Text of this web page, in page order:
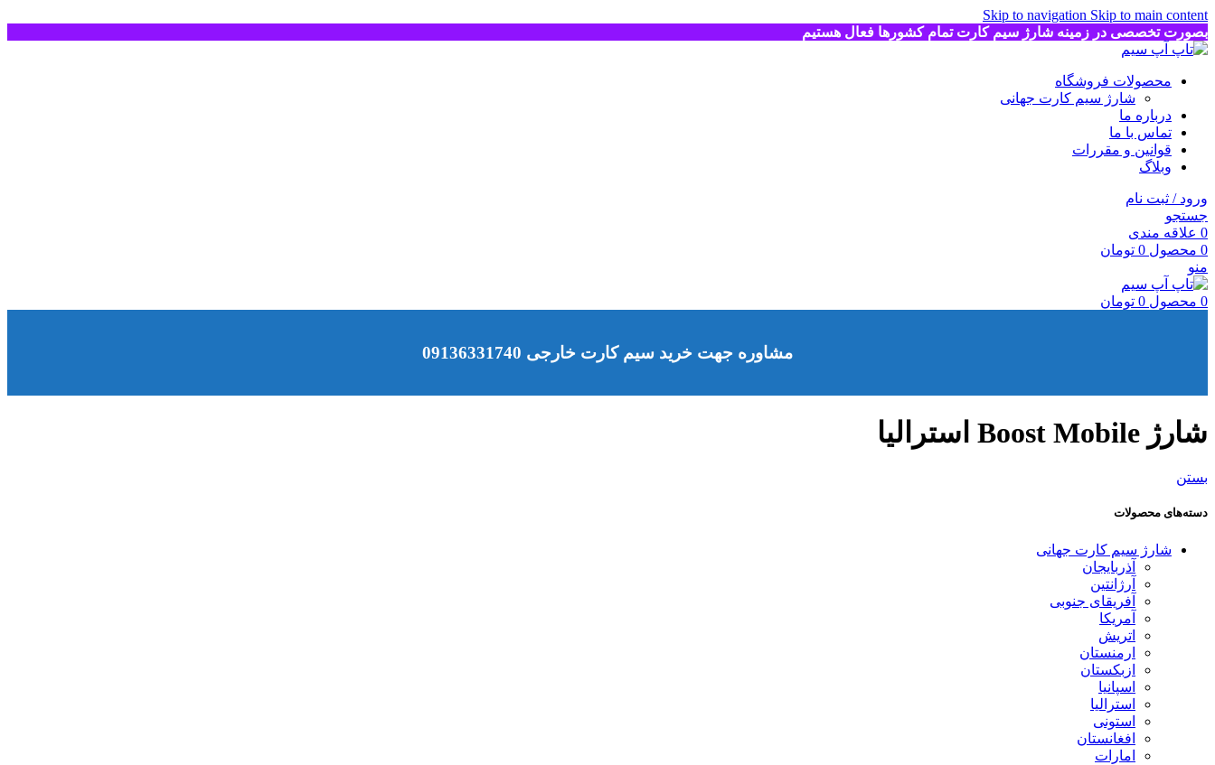
Skip to navigation Skip to main content
بصورت تخصصی در زمینه شارژ سیم کارت تمام کشورها فعال هستیم
محصولات فروشگاه
شارژ سیم کارت جهانی
درباره ما
تماس با ما
قوانین و مقررات
وبلاگ
ورود / ثبت نام
جستجو
0 علاقه مندی
0 محصول 0 تومان
منو
0 محصول 0 تومان
مشاوره جهت خرید سیم کارت خارجی 09136331740
شارژ Boost Mobile استرالیا
بستن
دسته‌های محصولات
شارژ سیم کارت جهانی
آذربایجان
آرژانتین
آفریقای جنوبی
آمریکا
اتریش
ارمنستان
ازبکستان
اسپانیا
استرالیا
استونی
افغانستان
امارات